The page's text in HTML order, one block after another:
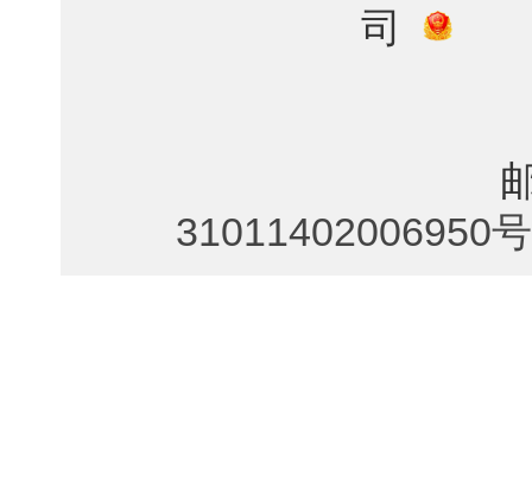
司
31011402006950号